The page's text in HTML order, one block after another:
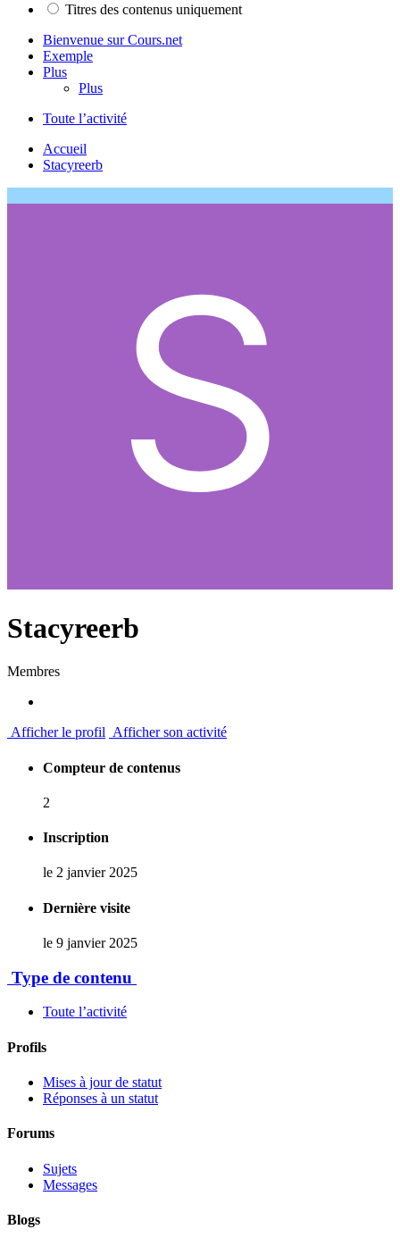
Titres des contenus uniquement
Bienvenue sur Cours.net
Exemple
Plus
Plus
Toute l’activité
Accueil
Stacyreerb
Stacyreerb
Membres
Afficher le profil Afficher son activité
Compteur de contenus
2
Inscription
le 2 janvier 2025
Dernière visite
le 9 janvier 2025
Type de contenu
Toute l’activité
Profils
Mises à jour de statut
Réponses à un statut
Forums
Sujets
Messages
Blogs